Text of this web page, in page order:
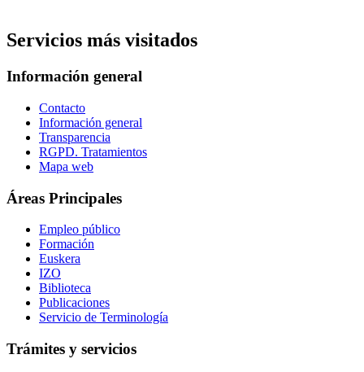
Servicios más visitados
Información general
Contacto
Información general
Transparencia
RGPD. Tratamientos
Mapa web
Áreas Principales
Empleo público
Formación
Euskera
IZO
Biblioteca
Publicaciones
Servicio de Terminología
Trámites y servicios